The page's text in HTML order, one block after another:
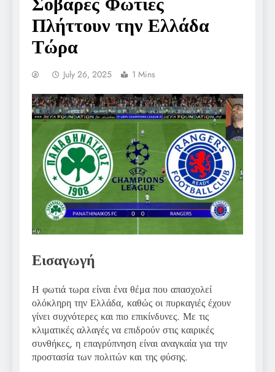
Πλήττουν την Ελλάδα
Τώρα
July 26, 2025 1 Mins
Εισαγωγή
Η φωτιά τωρα είναι ένα θέμα που απασχολεί
ολόκληρη την Ελλάδα, καθώς οι πυρκαγιές έχουν
γίνει συχνότερες και πιο επικίνδυνες. Με τις
κλιματικές αλλαγές να επιδρούν στις καιρικές
συνθήκες, η επαγρύπνηση είναι αναγκαία για την
προστασία των πολιτών και της φύσης.